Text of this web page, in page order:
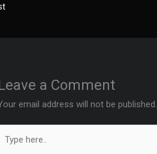
a Comment
email address will not be published.
here..